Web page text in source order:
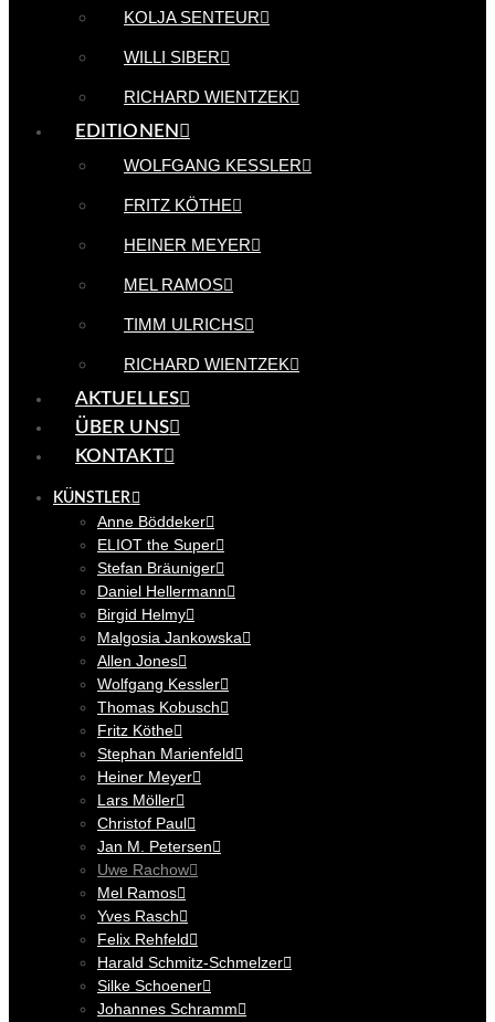
KOLJA SENTEUR
WILLI SIBER
RICHARD WIENTZEK
EDITIONEN
WOLFGANG KESSLER
FRITZ KÖTHE
HEINER MEYER
MEL RAMOS
TIMM ULRICHS
RICHARD WIENTZEK
AKTUELLES
ÜBER UNS
KONTAKT
KÜNSTLER
Anne Böddeker
ELIOT the Super
Stefan Bräuniger
Daniel Hellermann
Birgid Helmy
Malgosia Jankowska
Allen Jones
Wolfgang Kessler
Thomas Kobusch
Fritz Köthe
Stephan Marienfeld
Heiner Meyer
Lars Möller
Christof Paul
Jan M. Petersen
Uwe Rachow
Mel Ramos
Yves Rasch
Felix Rehfeld
Harald Schmitz-Schmelzer
Silke Schoener
Johannes Schramm